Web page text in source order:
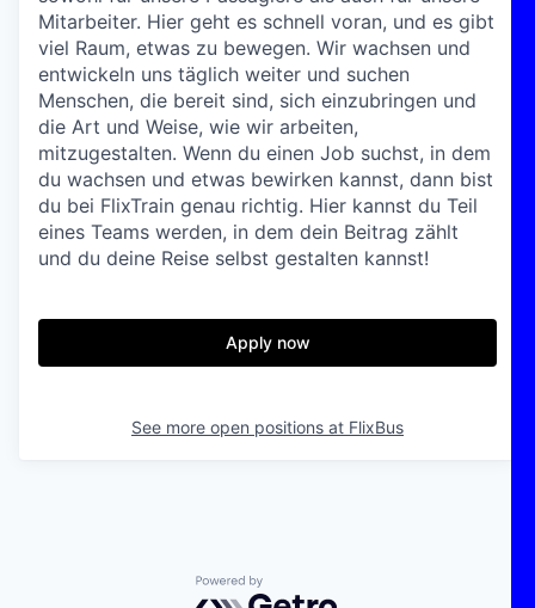
Mitarbeiter. Hier geht es schnell voran, und es gibt
viel Raum, etwas zu bewegen. Wir wachsen und
entwickeln uns täglich weiter und suchen
Menschen, die bereit sind, sich einzubringen und
die Art und Weise, wie wir arbeiten,
mitzugestalten. Wenn du einen Job suchst, in dem
du wachsen und etwas bewirken kannst, dann bist
du bei FlixTrain genau richtig. Hier kannst du Teil
eines Teams werden, in dem dein Beitrag zählt
und du deine Reise selbst gestalten kannst!
Apply now
See more open positions at FlixBus
Powered by Getro.com